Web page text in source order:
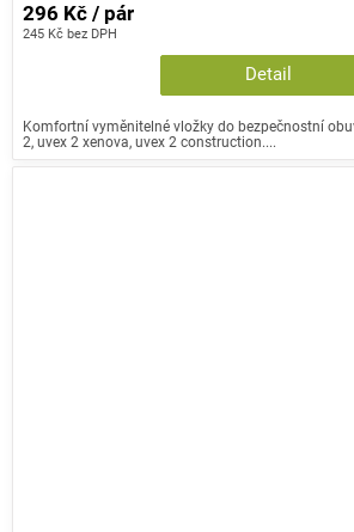
245 Kč bez DPH
296 Kč / pár
Detail
Komfortní vyměnitelné vložky do bezpečnostní
2, uvex 2 xenova, uvex 2 construction....